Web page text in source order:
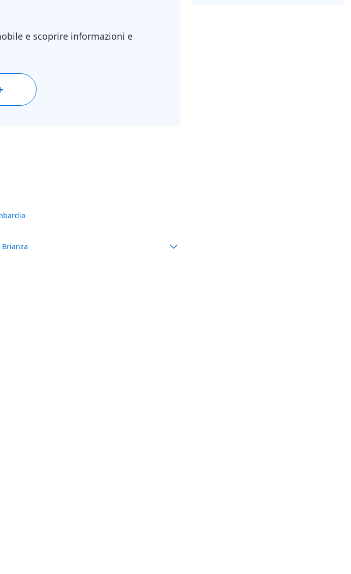
e scoprire informazioni e